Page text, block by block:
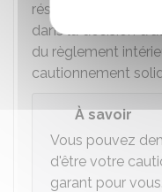
résidence
dans la décision
du règlement
cautionnement
À savoir
Vous pouvez
d'être votre
garant pour